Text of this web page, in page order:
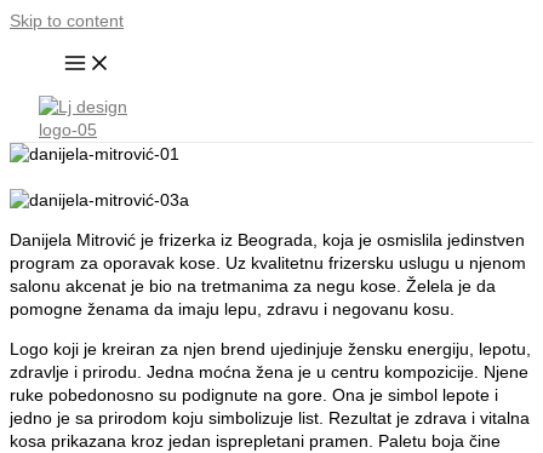
Skip to content
Danijela Mitrović je frizerka iz Beograda, koja je osmislila jedinstven
program za oporavak kose. Uz kvalitetnu frizersku uslugu u njenom
salonu akcenat je bio na tretmanima za negu kose. Želela je da
pomogne ženama da imaju lepu, zdravu i negovanu kosu.
Logo koji je kreiran za njen brend ujedinjuje žensku energiju, lepotu,
zdravlje i prirodu. Jedna moćna žena je u centru kompozicije. Njene
ruke pobedonosno su podignute na gore. Ona je simbol lepote i
jedno je sa prirodom koju simbolizuje list. Rezultat je zdrava i vitalna
kosa prikazana kroz jedan isprepletani pramen. Paletu boja čine